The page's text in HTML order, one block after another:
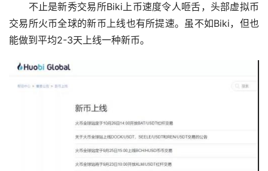
不止是新秀交易所Biki上币速度令人咂舌，头部虚拟币
交易所火币全球的新币上线也有所提速。虽不如Biki，但也
能做到平均2-3天上线一种新币。